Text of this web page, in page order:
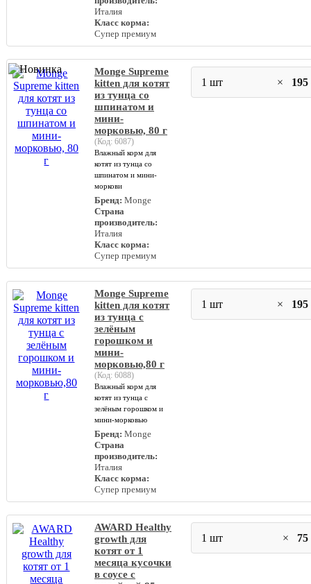
Италия
Класс корма:
Супер премиум
Monge Supreme
kitten для котят
из тунца со
шпинатом и
мини-
морковью, 80 г
(Код: 6087)
Влажный корм для
котят из тунца со
шпинатом и мини-
моркови
Бренд: Monge
Страна
производитель:
Италия
Класс корма:
Супер премиум
1 шт ×
Monge Supreme
kitten для котят
из тунца с
зелёным
горошком и
мини-
морковью,80 г
(Код: 6088)
Влажный корм для
котят из тунца с
зелёным горошком и
мини-морковью
Бренд: Monge
Страна
производитель:
Италия
Класс корма:
Супер премиум
1 шт ×
AWARD Healthy
growth для
котят от 1
месяца кусочки
в соусе с
1 шт ×